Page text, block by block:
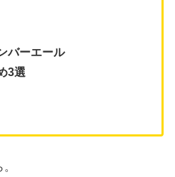
バーエール
3選